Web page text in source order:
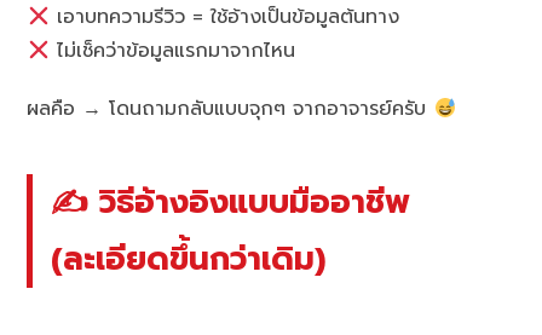
เอาบทความรีวิว = ใช้อ้างเป็นข้อมูลต้นทาง
ไม่เช็คว่าข้อมูลแรกมาจากไหน
ผลคือ → โดนถามกลับแบบจุกๆ จากอาจารย์ครับ
✍️ วิธีอ้างอิงแบบมืออาชีพ
(ละเอียดขึ้นกว่าเดิม)